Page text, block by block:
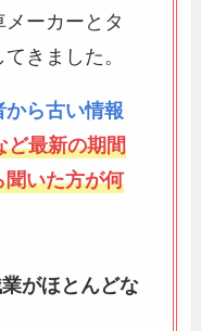
ーカーとタ
きました。
ら古い情報
ど最新の期間
聞いた方が何
がほとんどな